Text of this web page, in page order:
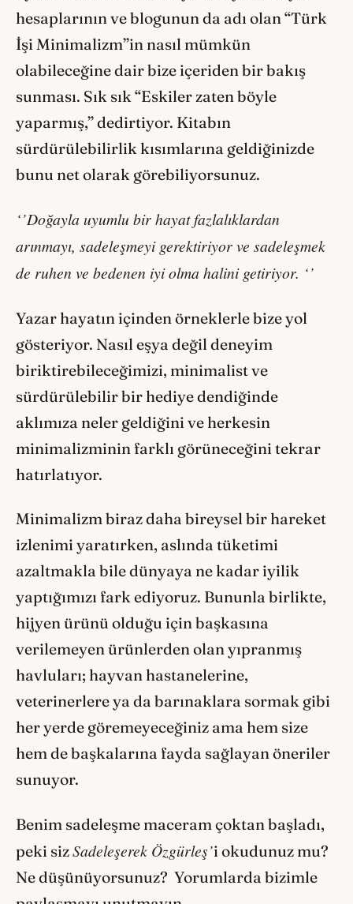
hesaplarının ve blogunun da adı olan “Türk
İşi Minimalizm”in nasıl mümkün
olabileceğine dair bize içeriden bir bakış
sunması. Sık sık “Eskiler zaten böyle
yaparmış,” dedirtiyor. Kitabın
sürdürülebilirlik kısımlarına geldiğinizde
bunu net olarak görebiliyorsunuz.
‘’Doğayla uyumlu bir hayat fazlalıklardan
arınmayı, sadeleşmeyi gerektiriyor ve sadeleşmek
de ruhen ve bedenen iyi olma halini getiriyor. ‘’
Yazar hayatın içinden örneklerle bize yol
gösteriyor. Nasıl eşya değil deneyim
biriktirebileceğimizi, minimalist ve
sürdürülebilir bir hediye dendiğinde
aklımıza neler geldiğini ve herkesin
minimalizminin farklı görüneceğini tekrar
hatırlatıyor.
Minimalizm biraz daha bireysel bir hareket
izlenimi yaratırken, aslında tüketimi
azaltmakla bile dünyaya ne kadar iyilik
yaptığımızı fark ediyoruz. Bununla birlikte,
hijyen ürünü olduğu için başkasına
verilemeyen ürünlerden olan yıpranmış
havluları; hayvan hastanelerine,
veterinerlere ya da barınaklara sormak gibi
her yerde göremeyeceğiniz ama hem size
hem de başkalarına fayda sağlayan öneriler
sunuyor.
Benim sadeleşme maceram çoktan başladı,
peki sizSadeleşerek Özgürleş’i okudunuz mu?
Ne düşünüyorsunuz? Yorumlarda bizimle